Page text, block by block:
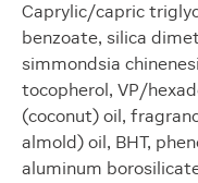
Caprylic/capric
benzoate, silica
simmondsia
tocopherol, VP/
(coconut) oil,
almold) oil, BHT,
aluminum